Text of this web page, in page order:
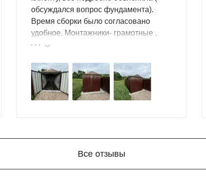
обсуждался вопрос фундамента).
Время сборки было согласовано
удобное. Монтажники- грамотные ,
культурные ребята. Спасибо компании
большой выбор продукции, реальные
цены.
Все отзывы